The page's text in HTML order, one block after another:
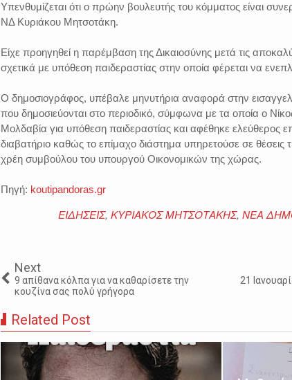
Υπενθυμίζεται ότι ο πρώην βουλευτής του κόμματος είναι
ΝΔ Κυριάκου Μητσοτάκη.
Είχε προηγηθεί η παρέμβαση της Δικαιοσύνης μετά τις
σχετικά με υπόθεση παιδεραστίας στην οποία φέρεται να
Ο δημοσιογράφος, υπέβαλε μηνυτήρια αναφορά στην
που δημοσιεύονται στο περιοδικό, σύμφωνα με τα οποία ο
Μολδαβία για υπόθεση παιδεραστίας και αφέθηκε ελεύθερος
διαβατήριο καθώς το επίμαχο διάστημα υπηρετούσε σε
χρέη συμβούλου του υπουργού Οικονομικών της χώρας.
Πηγή: koutipandoras.gr
ΕΙΔΗΣΕΙΣ, ΚΥΡΙΑΚΟΣ ΜΗΤΣΟΤΑΚΗΣ, ΝΕΑ
Next
9 απίθανα κόλπα για να καθαρίσετε την
κουζίνα σας πολύ γρήγορα
21
Related Post